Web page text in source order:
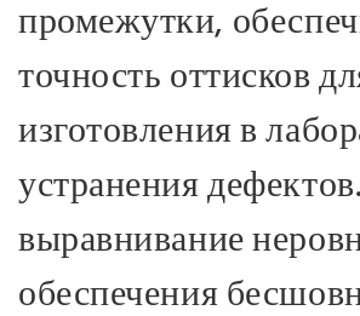
промежутки,
точность оттисков
изготовления в
устранения дефектов.
выравнивание
обеспечения